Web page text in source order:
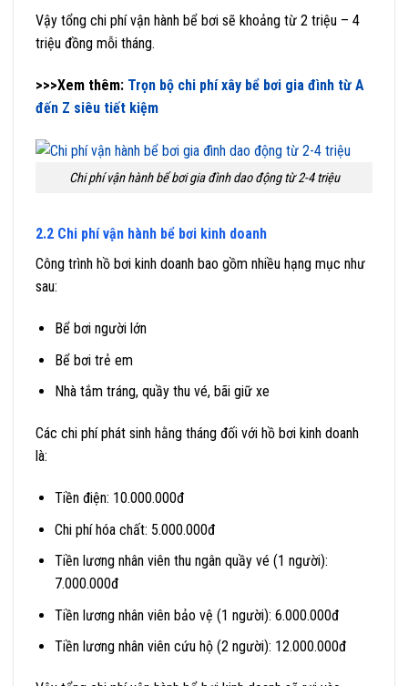
Vậy tổng chi phí vận hành bể bơi sẽ khoảng từ 2 triệu – 4
triệu đồng mỗi tháng.
>>>Xem thêm: Trọn bộ chi phí xây bể bơi gia đình từ A
đến Z siêu tiết kiệm
Chi phí vận hành bể bơi gia đình dao động từ 2-4 triệu
2.2 Chi phí vận hành bể bơi kinh doanh
Công trình hồ bơi kinh doanh bao gồm nhiều hạng mục như
sau:
Bể bơi người lớn
Bể bơi trẻ em
Nhà tắm tráng, quầy thu vé, bãi giữ xe
Các chi phí phát sinh hằng tháng đối với hồ bơi kinh doanh
là:
Tiền điện: 10.000.000đ
Chi phí hóa chất: 5.000.000đ
Tiền lương nhân viên thu ngân quầy vé (1 người):
7.000.000đ
Tiền lương nhân viên bảo vệ (1 người): 6.000.000đ
Tiền lương nhân viên cứu hộ (2 người): 12.000.000đ